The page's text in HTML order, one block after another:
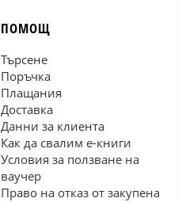
ПОМОЩ
Търсене
Поръчка
Плащания
Доставка
Данни за клиента
Как да свалим е-книги
Условия за ползване на
ваучер
Право на отказ от закупена